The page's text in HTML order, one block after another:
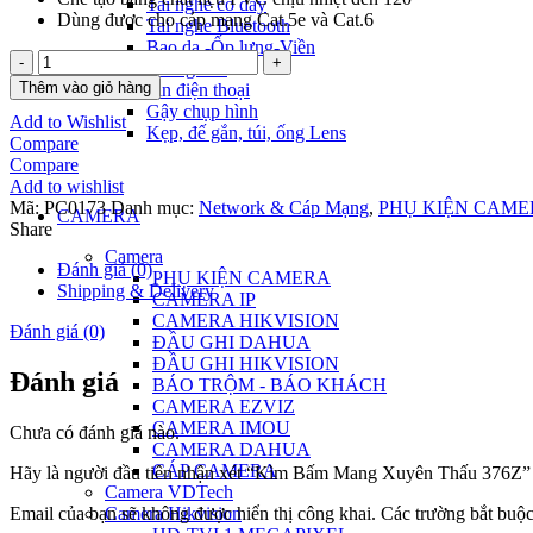
Tai nghe có dây
Tai nghe Bluetooth
Bao da -Ốp lưng-Viền
Miếng dán
Pin điện thoại
Gậy chụp hình
Kẹp, đế gắn, túi, ống Lens
CAMERA
Camera
PHỤ KIỆN CAMERA
CAMERA IP
CAMERA HIKVISION
ĐẦU GHI DAHUA
ĐẦU GHI HIKVISION
BÁO TRỘM - BÁO KHÁCH
CAMERA EZVIZ
CAMERA IMOU
CAMERA DAHUA
CÁP CAMERA
Camera VDTech
Camera Hikvision
Dùng được cho cáp mạng Cat.5e và Cat.6
Kìm
Bấm
Mang
Xuyên
Thấu
376Z
số
lượng
Thêm vào giỏ hàng
Add to Wishlist
Compare
Compare
Add to wishlist
Mã: PC0173 Danh mục: Network & Cáp Mạng, PHỤ KIỆN
Share
Đánh giá (0)
Shipping & Delivery
Đánh giá (0)
Đánh giá
Chưa có đánh giá nào.
Hãy là người đầu tiên nhận xét “Kìm Bấm Mang Xuyên Thấu 376Z”
Email của bạn sẽ không được hiển thị công khai. Các trường bắt